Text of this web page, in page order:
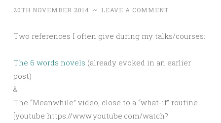
20TH NOVEMBER 2014 ~ LEAVE A COMMENT
Two references I often give during my talks/courses:
The 6 words novels (already evoked in an earlier
post)
&
The “Meanwhile” video, close to a “what-if” routine
[youtube https://www.youtube.com/watch?